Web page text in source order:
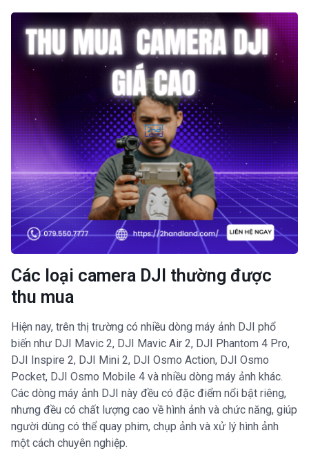
Các loại camera DJI thường được
thu mua
Hiện nay, trên thị trường có nhiều dòng máy ảnh DJI phổ
biến như DJI Mavic 2, DJI Mavic Air 2, DJI Phantom 4 Pro,
DJI Inspire 2, DJI Mini 2, DJI Osmo Action, DJI Osmo
Pocket, DJI Osmo Mobile 4 và nhiều dòng máy ảnh khác.
Các dòng máy ảnh DJI này đều có đặc điểm nổi bật riêng,
nhưng đều có chất lượng cao về hình ảnh và chức năng, giúp
người dùng có thể quay phim, chụp ảnh và xử lý hình ảnh
một cách chuyên nghiệp.